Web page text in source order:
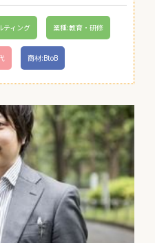
ティング 業種:教育・研修
商材:BtoB